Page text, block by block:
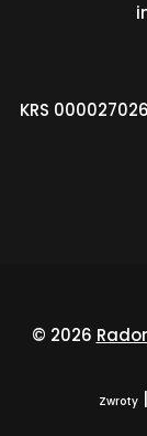
KRS
© 2026
Zwroty